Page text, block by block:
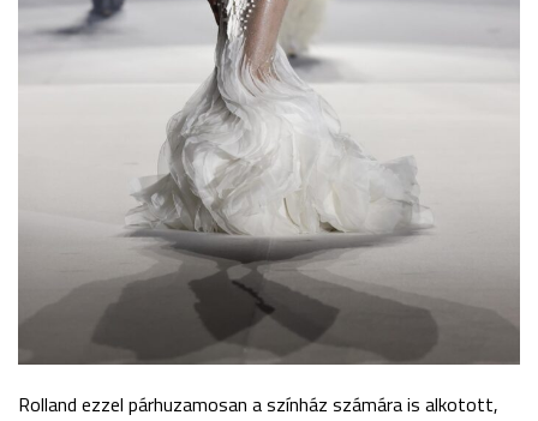
Rolland ezzel párhuzamosan a színház számára is alkotott,